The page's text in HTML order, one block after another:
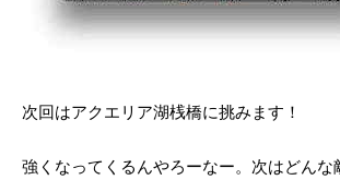
次回はアクエリア湖桟橋に挑みます！
強くなってくるんやろーなー。次はどんな